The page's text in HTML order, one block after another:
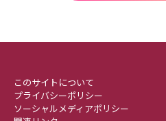
このサイトについて
プライバシーポリシー
ソーシャルメディアポリシー